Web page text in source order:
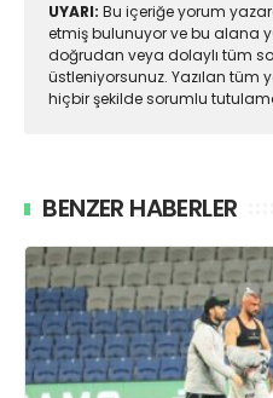
UYARI: Bu içeriğe yorum
etmiş bulunuyor ve bu alana
doğrudan veya dolaylı tüm
üstleniyorsunuz. Yazılan tüm
hiçbir şekilde sorumlu
BENZER HABERLER